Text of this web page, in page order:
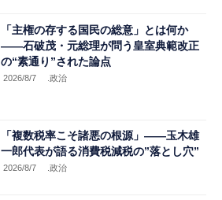
「主権の存する国民の総意」とは何か
――石破茂・元総理が問う皇室典範改正
の“素通り”された論点
2026/8/7 .政治
「複数税率こそ諸悪の根源」――玉木雄
一郎代表が語る消費税減税の”落とし穴”
2026/8/7 .政治